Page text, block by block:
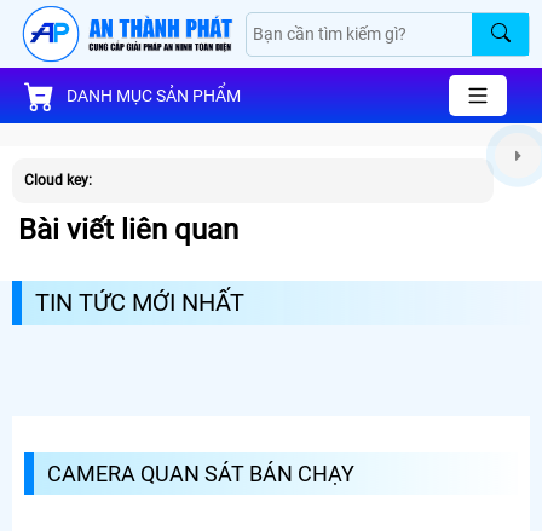
DANH MỤC SẢN PHẨM
Cloud key:
Bài viết liên quan
TIN TỨC MỚI NHẤT
CAMERA QUAN SÁT BÁN CHẠY